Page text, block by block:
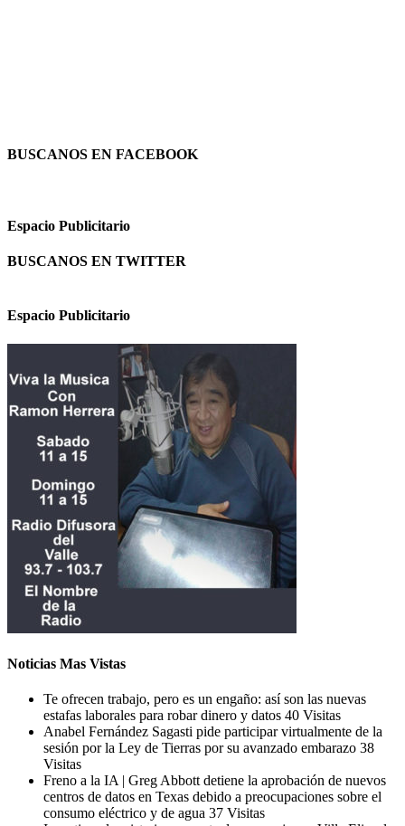
BUSCANOS EN FACEBOOK
Espacio Publicitario
BUSCANOS EN TWITTER
Espacio Publicitario
Noticias Mas Vistas
Te ofrecen trabajo, pero es un engaño: así son las nuevas
estafas laborales para robar dinero y datos 40 Visitas
Anabel Fernández Sagasti pide participar virtualmente de la
sesión por la Ley de Tierras por su avanzado embarazo 38
Visitas
Freno a la IA | Greg Abbott detiene la aprobación de nuevos
centros de datos en Texas debido a preocupaciones sobre el
consumo eléctrico y de agua 37 Visitas